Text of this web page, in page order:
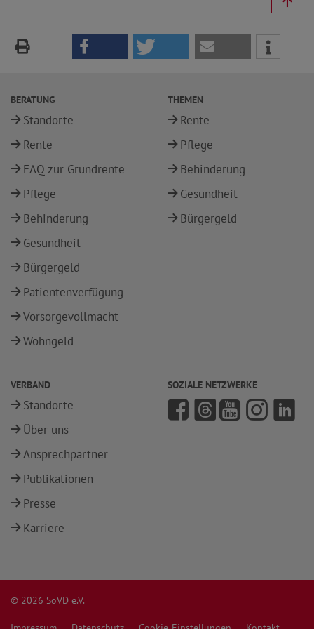
BERATUNG
Standorte
Rente
FAQ zur Grundrente
Pflege
Behinderung
Gesundheit
Bürgergeld
Patientenverfügung
Vorsorgevollmacht
Wohngeld
THEMEN
Rente
Pflege
Behinderung
Gesundheit
Bürgergeld
VERBAND
Standorte
Über uns
Ansprechpartner
Publikationen
Presse
Karriere
SOZIALE NETZWERKE
© 2026 SoVD e.V.